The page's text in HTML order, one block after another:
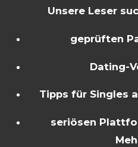
Unsere Leser
geprüften
Dating-
Tipps für Singles
seriösen